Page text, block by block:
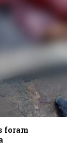
foram